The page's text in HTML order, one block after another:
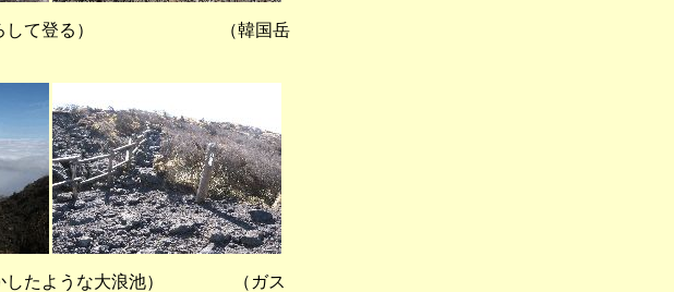
見下ろして登る） （韓国岳
うな大浪池） （ガス